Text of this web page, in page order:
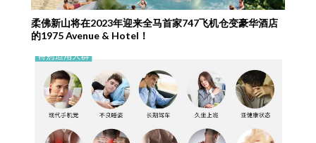
柔佛新山将在2023年迎来全马首家747飞机仓变豪华酒店
的1975 Avenue & Hotel！